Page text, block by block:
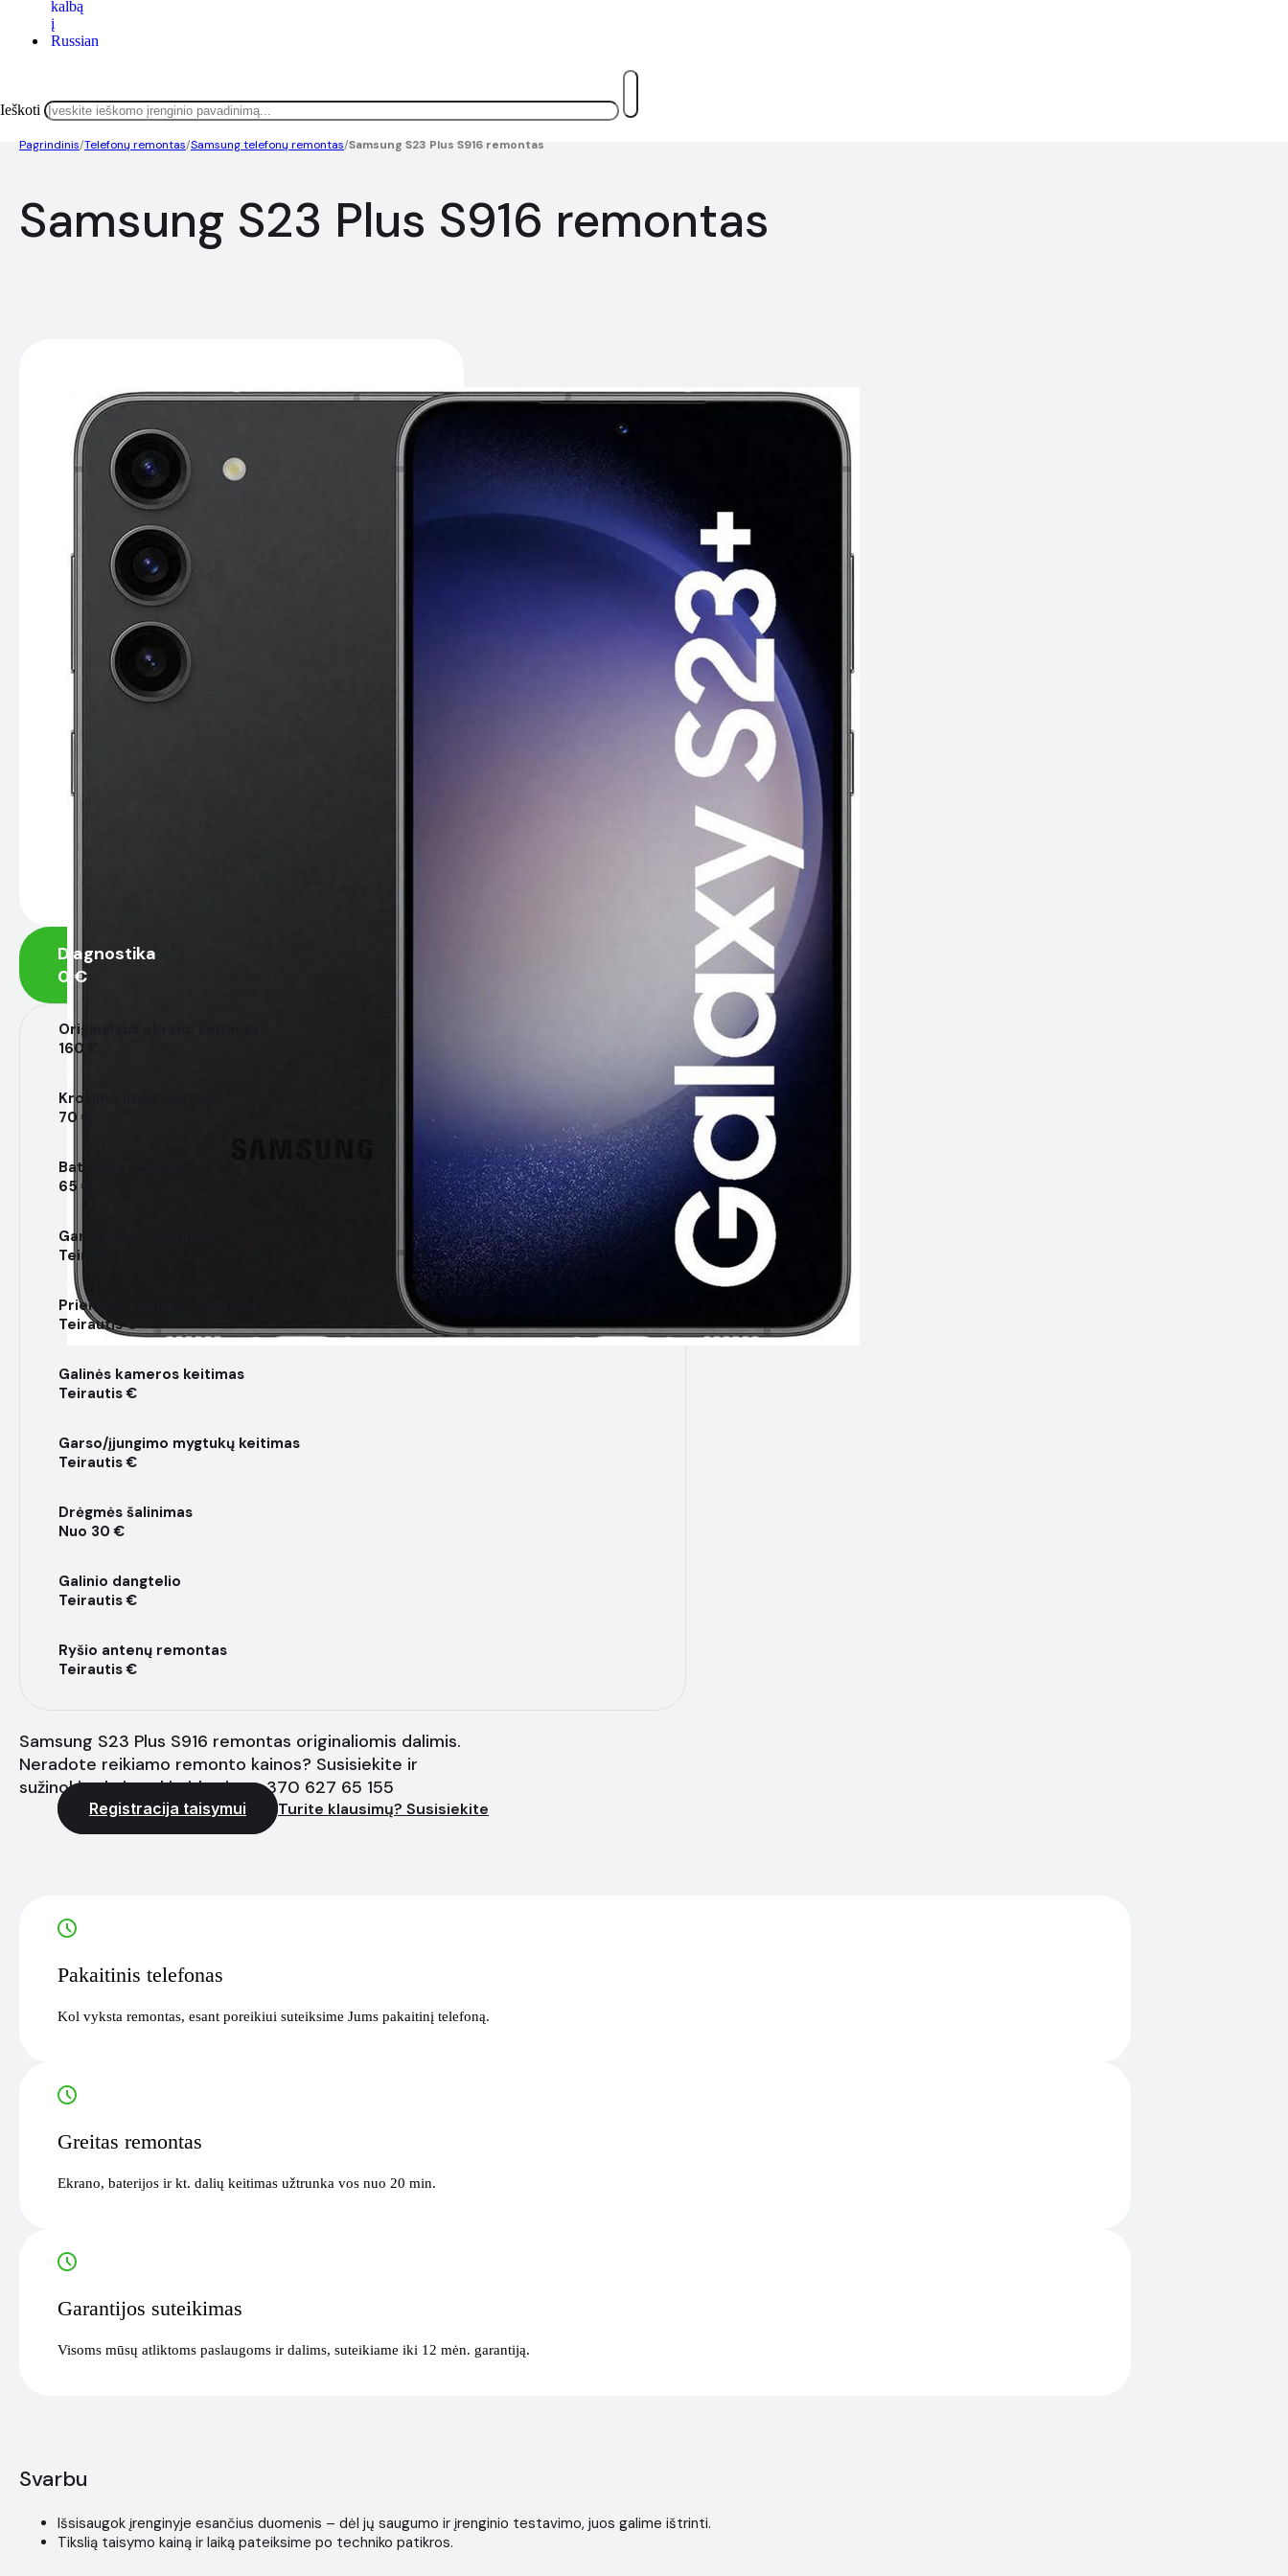
Ieškoti
Pagrindinis/Telefonų remontas/Samsung telefonų remontas/Samsung S23 Plus S916 remontas
Samsung S23 Plus S916 remontas
Diagnostika
0 €
Originalaus ekrano keitimas
160 €
Krovimo lizdo keitimas
70 €
Baterijos keitimas
65 €
Garsiakalbio keitimas
Teirautis €
Priekinės kameros keitimas
Teirautis €
Galinės kameros keitimas
Teirautis €
Garso/įjungimo mygtukų keitimas
Teirautis €
Drėgmės šalinimas
Nuo 30 €
Galinio dangtelio
Teirautis €
Ryšio antenų remontas
Teirautis €
Samsung S23 Plus S916 remontas originaliomis dalimis.
Neradote reikiamo remonto kainos? Susisiekite ir
sužinokite kainą akimirksniu - +370 627 65 155
Registracija taisymui Turite klausimų? Susisiekite
Pakaitinis telefonas
Kol vyksta remontas, esant poreikiui suteiksime Jums pakaitinį telefoną.
Greitas remontas
Ekrano, baterijos ir kt. dalių keitimas užtrunka vos nuo 20 min.
Garantijos suteikimas
Visoms mūsų atliktoms paslaugoms ir dalims, suteikiame iki 12 mėn. garantiją.
Svarbu
Išsisaugok įrenginyje esančius duomenis – dėl jų saugumo ir įrenginio testavimo, juos galime ištrinti.
Tikslią taisymo kainą ir laiką pateiksime po techniko patikros.